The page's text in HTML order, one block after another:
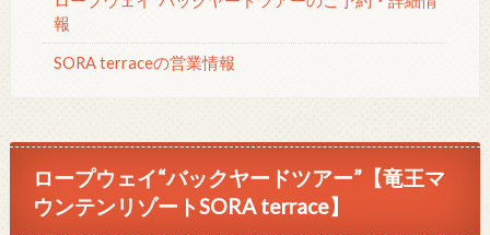
報
SORA terraceの営業情報
ロープウェイ“バックヤードツアー”【竜王マ
ウンテンリゾートSORA terrace】